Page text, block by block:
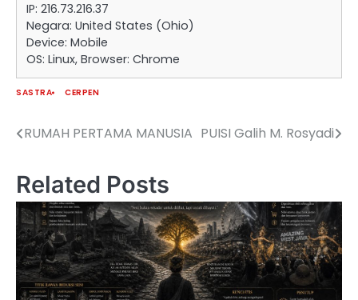
IP: 216.73.216.37
Negara: United States (Ohio)
Device: Mobile
OS: Linux, Browser: Chrome
SASTRA CERPEN
Navigasi
RUMAH PERTAMA MANUSIA PUISI Galih M. Rosyadi
Related Posts